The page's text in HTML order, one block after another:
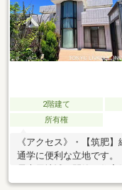
2階建て
所有権
《アクセス》・【筑肥
通学に便利な立地です。
がっております。・宅